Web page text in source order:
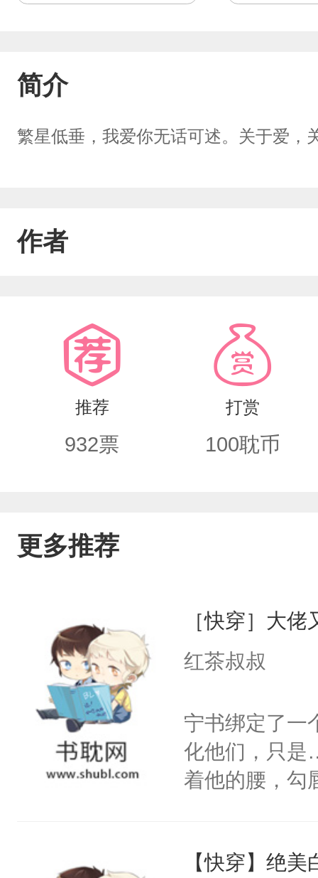
简介
繁星低垂，我爱你无话可述。关于爱，
作者
推荐
932票
打赏
100耽币
更多推荐
［快穿］大
红茶叔叔
宁书绑定了一
化他们，只是
着他的腰，勾
来，给老公
【快穿】绝